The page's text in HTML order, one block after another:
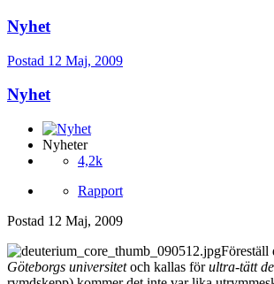
Nyhet
Postad 12 Maj, 2009
Nyhet
Nyheter
4,2k
Rapport
Postad 12 Maj, 2009
Föreställ
Göteborgs universitetoch kallas förultra-tätt